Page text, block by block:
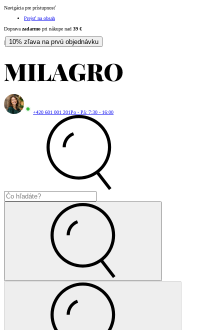
Navigácia pre prístupnosť
Prejsť na obsah
Doprava zadarmo pri nákupe nad 39 €
| 10% zľava na prvú objednávku
+420 601 001 201Po - Pá: 7:30 - 16:00